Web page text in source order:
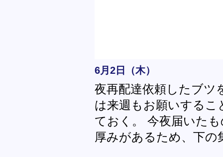
6月2日（木）
夜再配達依頼したブツ
は来週もお願いする
ておく。 今夜届いた
厚みがあるため、下